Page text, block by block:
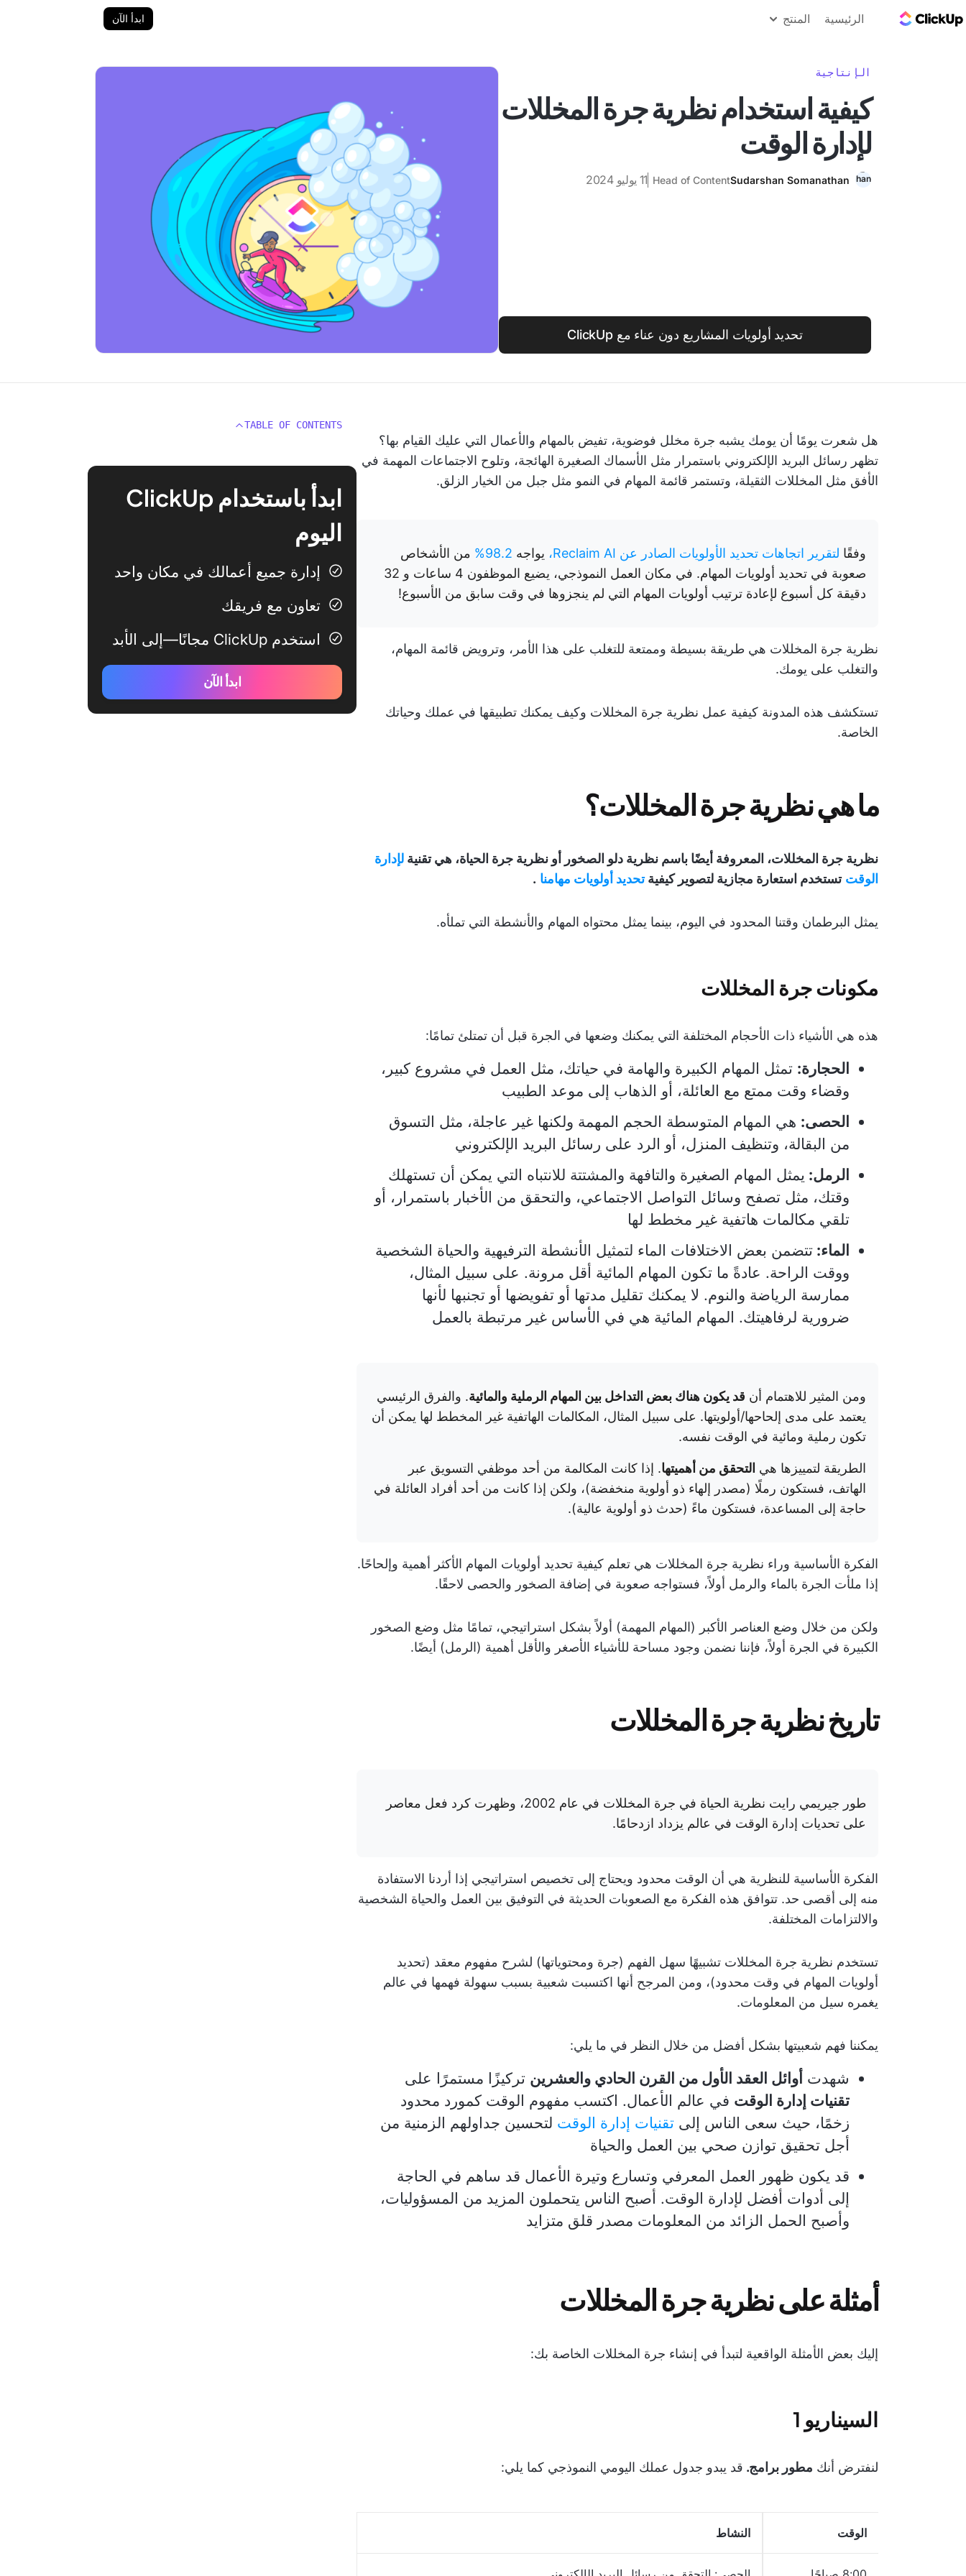
الرئيسية المنتج ابدأ الآن
الإنتاجية
كيفية استخدام نظرية جرة المخللات
لإدارة الوقت
Sudarshan Somanathan
Head of Content 11 يوليو 2024
تحديد أولويات المشاريع دون عناء مع ClickUp
هل شعرت يومًا أن يومك يشبه جرة مخلل فوضوية، تفيض بالمهام والأعمال التي عليك القيام بها؟
تظهر رسائل البريد الإلكتروني باستمرار مثل الأسماك الصغيرة الهائجة، وتلوح الاجتماعات المهمة في
الأفق مثل المخللات الثقيلة، وتستمر قائمة المهام في النمو مثل جبل من الخيار الزلق.
وفقًا لتقرير اتجاهات تحديد الأولويات الصادر عن Reclaim AI، يواجه 98.2%
من الأشخاص
صعوبة في تحديد أولويات المهام. في مكان العمل النموذجي، يضيع الموظفون 4 ساعات و 32
دقيقة كل أسبوع لإعادة ترتيب أولويات المهام التي لم ينجزوها في وقت سابق من الأسبوع!
نظرية جرة المخللات هي طريقة بسيطة وممتعة للتغلب على هذا الأمر، وترويض قائمة المهام،
والتغلب على يومك.
تستكشف هذه المدونة كيفية عمل نظرية جرة المخللات وكيف يمكنك تطبيقها في عملك وحياتك
الخاصة.
ما هي نظرية جرة المخللات؟
نظرية جرة المخللات، المعروفة أيضًا باسم نظرية دلو الصخور أو نظرية جرة الحياة، هيتقنية لإدارة
الوقت تستخدم استعارة مجازية لتصوير كيفيةتحديد أولويات مهامنا .
يمثل البرطمان وقتنا المحدود في اليوم، بينما يمثل محتواه المهام والأنشطة التي تملأه.
مكونات جرة المخللات
هذه هي الأشياء ذات الأحجام المختلفة التي يمكنك وضعها في الجرة قبل أن تمتلئ تمامًا:
الحجارة: تمثل المهام الكبيرة والهامة في حياتك، مثل العمل في مشروع كبير،
وقضاء وقت ممتع مع العائلة، أو الذهاب إلى موعد الطبيب
الحصى: هي المهام المتوسطة الحجم المهمة ولكنها غير عاجلة، مثل التسوق
من البقالة، وتنظيف المنزل، أو الرد على رسائل البريد الإلكتروني
الرمل: يمثل المهام الصغيرة والتافهة والمشتتة للانتباه التي يمكن أن تستهلك
وقتك، مثل تصفح وسائل التواصل الاجتماعي، والتحقق من الأخبار باستمرار، أو
تلقي مكالمات هاتفية غير مخطط لها
الماء: تتضمن بعض الاختلافات الماء لتمثيل الأنشطة الترفيهية والحياة الشخصية
ووقت الراحة. عادةً ما تكون المهام المائية أقل مرونة. على سبيل المثال،
ممارسة الرياضة والنوم. لا يمكنك تقليل مدتها أو تفويضها أو تجنبها لأنها
ضرورية لرفاهيتك. المهام المائية هي في الأساس غير مرتبطة بالعمل
ومن المثير للاهتمام أن قد يكون هناك بعض التداخل بين المهام الرملية والمائية. والفرق الرئيسي
يعتمد على مدى إلحاحها/أولويتها. على سبيل المثال، المكالمات الهاتفية غير المخطط لها يمكن أن
تكون رملية ومائية في الوقت نفسه.
الطريقة لتمييزها هي التحقق من أهميتها. إذا كانت المكالمة من أحد موظفي التسويق عبر
الهاتف، فستكون رملًا (مصدر إلهاء ذو أولوية منخفضة)، ولكن إذا كانت من أحد أفراد العائلة في
حاجة إلى المساعدة، فستكون ماءً (حدث ذو أولوية عالية).
الفكرة الأساسية وراء نظرية جرة المخللات هي تعلم كيفية تحديد أولويات المهام الأكثر أهمية وإلحاحًا.
إذا ملأت الجرة بالماء والرمل أولاً، فستواجه صعوبة في إضافة الصخور والحصى لاحقًا.
ولكن من خلال وضع العناصر الأكبر (المهام المهمة) أولاً بشكل استراتيجي، تمامًا مثل وضع الصخور
الكبيرة في الجرة أولاً، فإننا نضمن وجود مساحة للأشياء الأصغر والأقل أهمية (الرمل) أيضًا.
تاريخ نظرية جرة المخللات
طور جيريمي رايت نظرية الحياة في جرة المخللات في عام 2002، وظهرت كرد فعل معاصر
على تحديات إدارة الوقت في عالم يزداد ازدحامًا.
الفكرة الأساسية للنظرية هي أن الوقت محدود ويحتاج إلى تخصيص استراتيجي إذا أردنا الاستفادة
منه إلى أقصى حد. تتوافق هذه الفكرة مع الصعوبات الحديثة في التوفيق بين العمل والحياة الشخصية
والالتزامات المختلفة.
تستخدم نظرية جرة المخللات تشبيهًا سهل الفهم (جرة ومحتوياتها) لشرح مفهوم معقد (تحديد
أولويات المهام في وقت محدود)، ومن المرجح أنها اكتسبت شعبية بسبب سهولة فهمها في عالم
يغمره سيل من المعلومات.
يمكننا فهم شعبيتها بشكل أفضل من خلال النظر في ما يلي:
شهدت أوائل العقد الأول من القرن الحادي والعشرين تركيزًا مستمرًا على
تقنيات إدارة الوقت في عالم الأعمال. اكتسب مفهوم الوقت كمورد محدود
زخمًا، حيث سعى الناس إلى تقنيات إدارة الوقت لتحسين جداولهم الزمنية من
أجل تحقيق توازن صحي بين العمل والحياة
قد يكون ظهور العمل المعرفي وتسارع وتيرة الأعمال قد ساهم في الحاجة
إلى أدوات أفضل لإدارة الوقت. أصبح الناس يتحملون المزيد من المسؤوليات،
وأصبح الحمل الزائد من المعلومات مصدر قلق متزايد
أمثلة على نظرية جرة المخللات
إليك بعض الأمثلة الواقعية لتبدأ في إنشاء جرة المخللات الخاصة بك:
السيناريو 1
لنفترض أنك مطور برامج. قد يبدو جدول عملك اليومي النموذجي كما يلي:
الوقت النشاط
TABLE OF CONTENTS
ابدأ باستخدام ClickUp
اليوم
إدارة جميع أعمالك في مكان واحد
تعاون مع فريقك
استخدم ClickUp مجانًا—إلى الأبد
ابدأ الآن